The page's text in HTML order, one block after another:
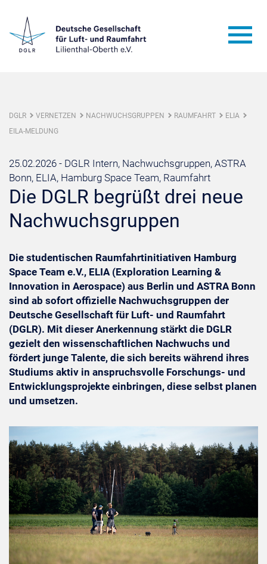
DGLR VERNETZEN NACHWUCHSGRUPPEN RAUMFAHRT
ELIA
EILA-MELDUNG
25.02.2026 - DGLR Intern, Nachwuchsgruppen, ASTRA
Bonn, ELIA, Hamburg Space Team, Raumfahrt
Die DGLR begrüßt drei neue
Nachwuchsgruppen
Die studentischen Raumfahrtinitiativen Hamburg
Space Team e.V., ELIA (Exploration Learning &
Innovation in Aerospace) aus Berlin und ASTRA Bonn
sind ab sofort offizielle Nachwuchsgruppen der
Deutsche Gesellschaft für Luft- und Raumfahrt
(DGLR). Mit dieser Anerkennung stärkt die DGLR
gezielt den wissenschaftlichen Nachwuchs und
fördert junge Talente, die sich bereits während ihres
Studiums aktiv in anspruchsvolle Forschungs- und
Entwicklungsprojekte einbringen, diese selbst planen
und umsetzen.